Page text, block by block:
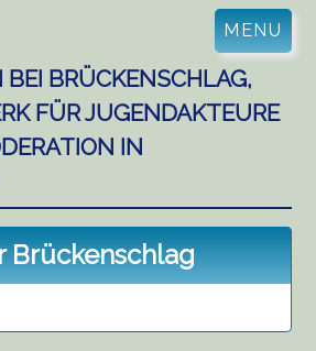
MENU
BRÜCKENSCHLAG,
FÜR JUGENDAKTEURE
IN
Brückenschlag